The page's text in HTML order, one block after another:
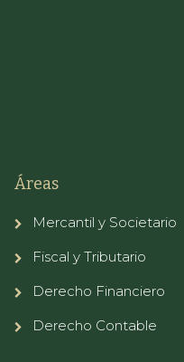
Áreas
Mercantil y Societario
Fiscal y Tributario
Derecho Financiero
Derecho Contable